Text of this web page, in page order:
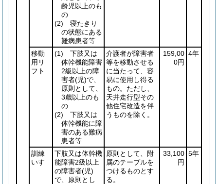
齢児以上のも
の
(2) 寝たきり
の状態にある
難病患者等
移動
用リ
フト
(1) 下肢又は
体幹機能障害
2級以上の障
害者(児)で、
原則として、
3歳以上のも
の
(2) 下肢又は
体幹機能に障
害のある難病
患者等
介護者が障害者
等を移動させる
に当たって、容
易に使用し得る
もの。ただし、
天井走行型その
他住宅改造を伴
うものを除く。
159,00
0円
4年
訓練
いす
下肢又は体幹機
能障害2級以上
の障害者(児)
で、原則とし
原則として、附
属のテーブルを
つけるものとす
る。
33,100
円
5年